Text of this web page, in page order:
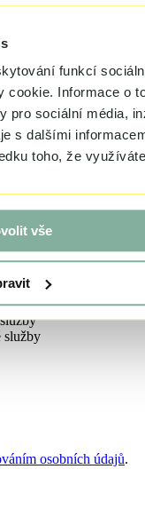
funkcí
cookie. Informace o
pro sociální média,
s dalšími
toho, že
vše
služby
osobních údajů.